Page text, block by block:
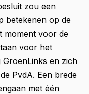
zou een
betekenen op de
moment voor de
voor het
en zich
PvdA. Een brede
met één